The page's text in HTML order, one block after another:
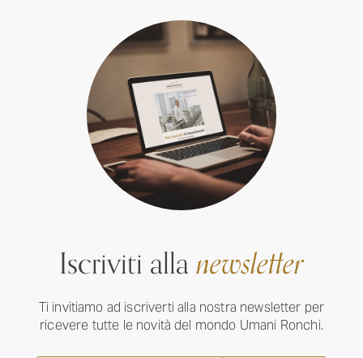
Iscriviti allanewsletter
Ti invitiamo ad iscriverti alla nostra newsletter per
ricevere tutte le novità del mondo Umani Ronchi.